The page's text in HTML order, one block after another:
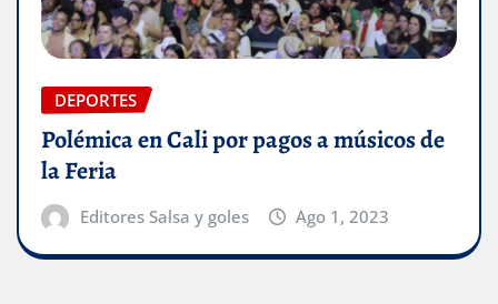
DEPORTES
Polémica en Cali por pagos a músicos de
la Feria
Editores Salsa y goles Ago 1, 2023